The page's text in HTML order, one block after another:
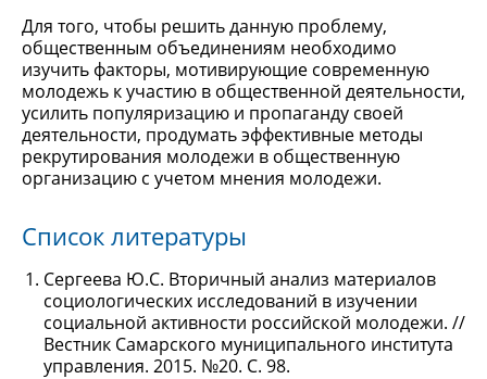
Для того, чтобы решить данную проблему,
общественным объединениям необходимо
изучить факторы, мотивирующие современную
молодежь к участию в общественной деятельности,
усилить популяризацию и пропаганду своей
деятельности, продумать эффективные методы
рекрутирования молодежи в общественную
организацию с учетом мнения молодежи.
Список литературы
Сергеева Ю.С. Вторичный анализ материалов
социологических исследований в изучении
социальной активности российской молодежи. //
Вестник Самарского муниципального института
управления. 2015. №20. С. 98.